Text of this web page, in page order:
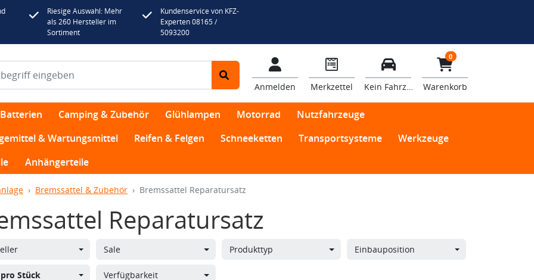
Riesige Auswahl: Mehr
als 260 Hersteller im
Sortiment
Kundenservice von KFZ-
Experten 08165 /
5093200
Anmelden Merkzettel Kein Fahrzeug
0
Warenkorb
Batterien Camping & Zubehör Glühlampen Motorrad
Nutzfahrzeuge
& Wartungsmittel
Reifen & Felgen Schneeketten Transportsysteme
Werkzeuge
Anhängerteile
Bremssattel & Zubehör Bremssattel Reparatursatz
Reparatursatz
Sale Produkttyp Einbauposition
pro Stück Verfügbarkeit